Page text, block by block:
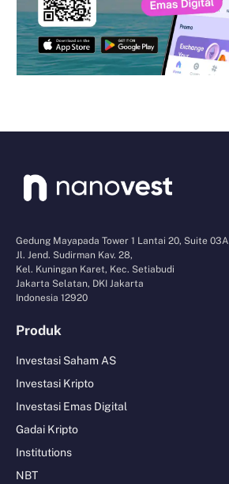
Gedung Mayapada Tower 1 Lantai 20, Suite 03A
Jl. Jend. Sudirman Kav. 28,
Kel. Kuningan Karet, Kec. Setiabudi
Jakarta Selatan, DKI Jakarta
Indonesia 12920
Produk
Investasi Saham AS
Investasi Kripto
Investasi Emas Digital
Gadai Kripto
Institutions
NBT